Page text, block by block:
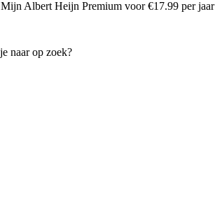
Mijn Albert Heijn Premium voor €17.99 per jaar